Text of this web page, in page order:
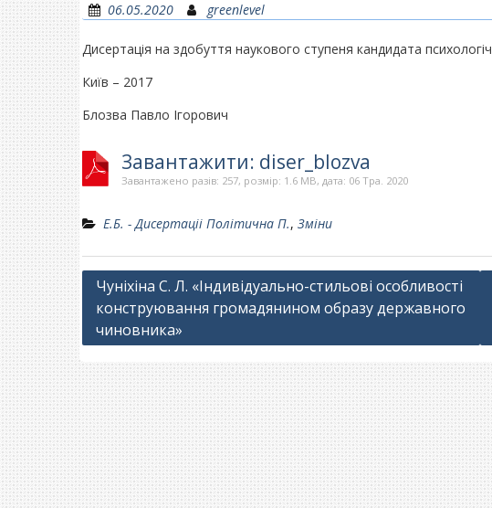
06.05.2020 greenlevel
Дисертація на здобуття наукового ступеня кандидата
Київ – 2017
Блозва Павло Ігорович
Завантажити: diser_blozva
Завантажено разів: 257, розмір: 1.6 MB, дата: 06 Тра. 2020
Е.Б. - Дисертаціі Політична П., Зміни
Навігація
записів
Чуніхіна С. Л. «Індивідуально-стильові особливості
конструювання громадянином образу державного
чиновника»